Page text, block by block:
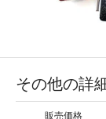
その他の詳
販売価格